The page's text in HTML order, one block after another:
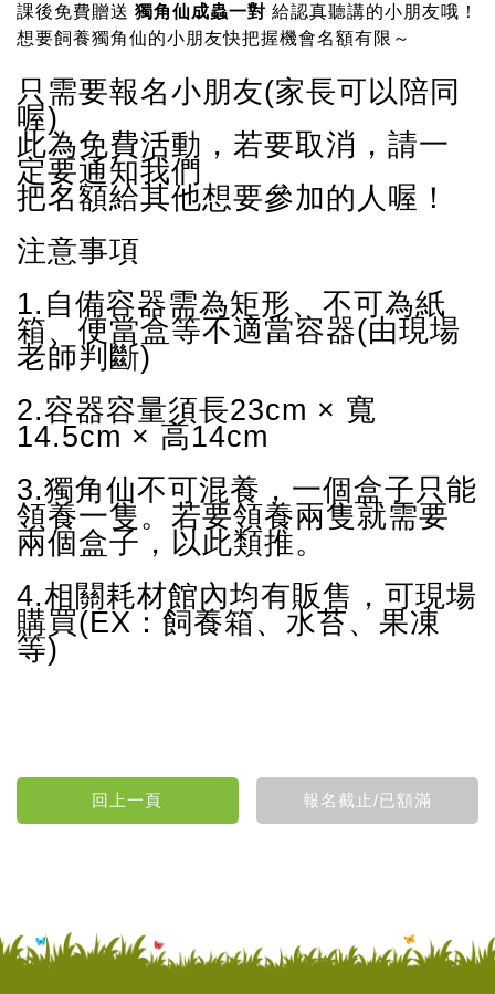
課後免費贈送 獨角仙成蟲一對 給認真聽講的小朋友哦！
想要飼養獨角仙的小朋友快把握機會名額有限～
只需要報名小朋友(家長可以陪同
喔)
此為免費活動，若要取消，請一
定要通知我們
把名額給其他想要參加的人喔！
注意事項
1.自備容器需為矩形、不可為紙
箱、便當盒等不適當容器(由現場
老師判斷)
2.容器容量須長23cm × 寬
14.5cm × 高14cm
3.獨角仙不可混養，一個盒子只能
領養一隻。若要領養兩隻就需要
兩個盒子，以此類推。
4.相關耗材館內均有販售，可現場
購買(EX： 飼養箱、 水苔、果凍
等)
記住帳號